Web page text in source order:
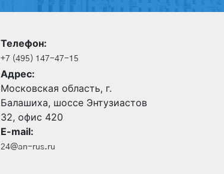
Телефон:
+7 (495) 147-47-15
Адрес:
Московская область, г.
Балашиха, шоссе Энтузиастов
32, офис 420
E-mail:
24@an-rus.ru